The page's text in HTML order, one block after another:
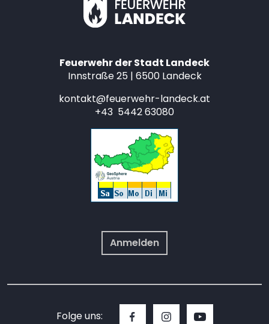
Feuerwehr der Stadt Landeck
Innstraße 25 | 6500 Landeck
kontakt@feuerwehr-landeck.at
+43 5442 63080
Anmelden
Folge uns: